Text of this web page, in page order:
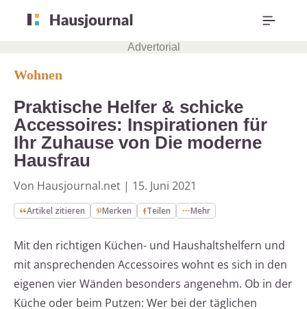
Advertorial
Wohnen
Praktische Helfer & schicke
Accessoires: Inspirationen für
Ihr Zuhause von Die moderne
Hausfrau
Von Hausjournal.net | 15. Juni 2021
Artikel zitieren Merken Teilen Mehr
Mit den richtigen Küchen- und Haushaltshelfern und
mit ansprechenden Accessoires wohnt es sich in den
eigenen vier Wänden besonders angenehm. Ob in der
Küche oder beim Putzen: Wer bei der täglichen